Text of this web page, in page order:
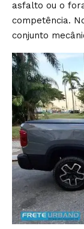
asfalto ou o
competência.
conjunto